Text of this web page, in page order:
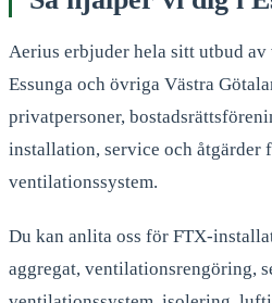
Aerius erbjuder hela sitt utbud
Essunga och övriga Västra
privatpersoner,
installation, service och åtgärder
ventilationssystem.
Du kan anlita oss för FTX-
aggregat, ventilationsrengöring,